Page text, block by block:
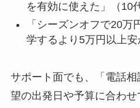
を有効に使えた」（10
「シーズンオフで20万
学するより5万円以上安
サポート面でも、「電話
望の出発日や予算に合わ